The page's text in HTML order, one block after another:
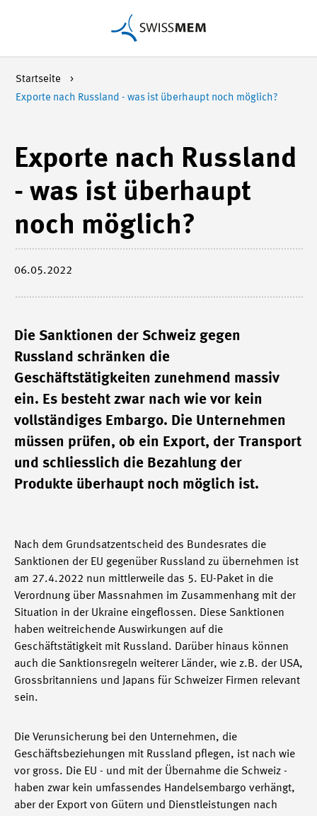
Startseite
Exporte nach Russland - was ist überhaupt noch möglich?
Exporte nach Russland
- was ist überhaupt
noch möglich?
06.05.2022
Die Sanktionen der Schweiz gegen
Russland schränken die
Geschäftstätigkeiten zunehmend massiv
ein. Es besteht zwar nach wie vor kein
vollständiges Embargo. Die Unternehmen
müssen prüfen, ob ein Export, der Transport
und schliesslich die Bezahlung der
Produkte überhaupt noch möglich ist.
Nach dem Grundsatzentscheid des Bundesrates die
Sanktionen der EU gegenüber Russland zu übernehmen ist
am 27.4.2022 nun mittlerweile das 5. EU-Paket in die
Verordnung über Massnahmen im Zusammenhang mit der
Situation in der Ukraine eingeflossen. Diese Sanktionen
haben weitreichende Auswirkungen auf die
Geschäftstätigkeit mit Russland. Darüber hinaus können
auch die Sanktionsregeln weiterer Länder, wie z.B. der USA,
Grossbritanniens und Japans für Schweizer Firmen relevant
sein.
Die Verunsicherung bei den Unternehmen, die
Geschäftsbeziehungen mit Russland pflegen, ist nach wie
vor gross. Die EU - und mit der Übernahme die Schweiz -
haben zwar kein umfassendes Handelsembargo verhängt,
aber der Export von Gütern und Dienstleistungen nach